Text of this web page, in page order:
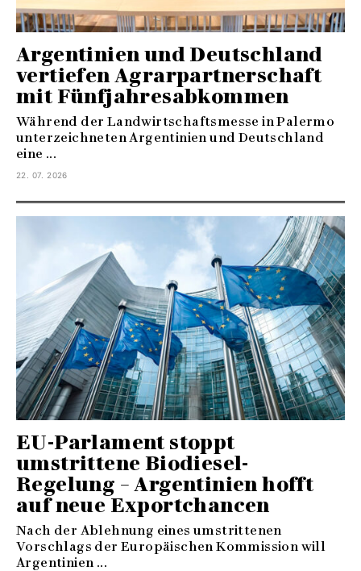
Argentinien und Deutschland
vertiefen Agrarpartnerschaft
mit Fünfjahresabkommen
Während der Landwirtschaftsmesse in Palermo
unterzeichneten Argentinien und Deutschland
eine ...
22. 07. 2026
EU-Parlament stoppt
umstrittene Biodiesel-
Regelung – Argentinien hofft
auf neue Exportchancen
Nach der Ablehnung eines umstrittenen
Vorschlags der Europäischen Kommission will
Argentinien ...